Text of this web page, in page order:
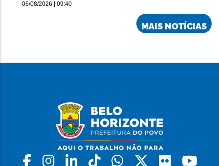
06/08/2026 | 09:40
MAIS NOTÍCIAS
Facebook
Instagram
LinkedinTiktokWhatsapp
X Flickr